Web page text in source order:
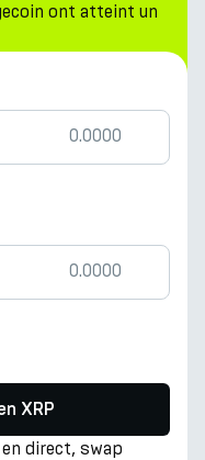
ont atteint un
XRP
en direct, swap